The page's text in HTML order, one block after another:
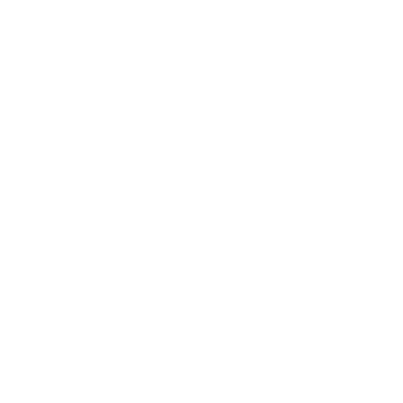
direkt nach derselben Mahlzeit täglich die Variabilität
sollte die Medikationsanamnese daher